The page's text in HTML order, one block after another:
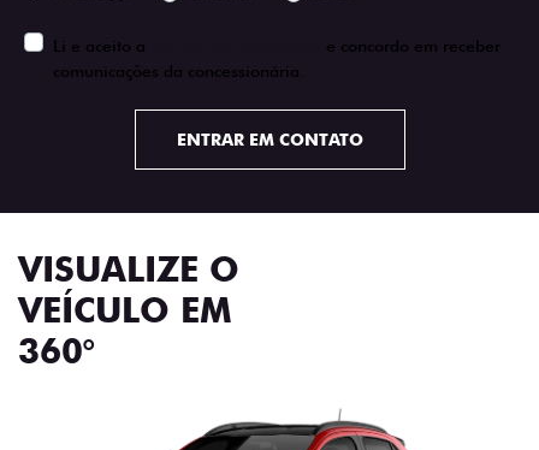
Li e aceito a
e concordo em receber
comunicações da concessionária.
ENTRAR EM CONTATO
VISUALIZE O
VEÍCULO EM
360°